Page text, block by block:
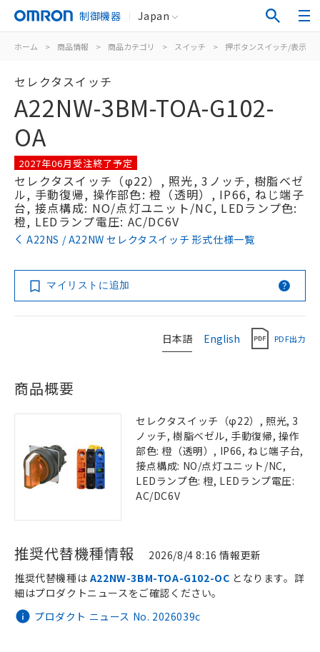
制御機器 Japan
ホーム > 商品情報 > 商品カテゴリ > スイッチ > 押ボタンスイッチ/表示灯
セレクタスイッチ
A22NW-3BM-TOA-G102-
OA
2027年06月受注終了予定
セレクタスイッチ（φ22）, 照光, 3ノッチ, 樹脂ベゼ
ル, 手動復帰, 操作部色: 橙（透明）, IP66, ねじ端子
台, 接点構成: NO/点灯ユニット/NC, LEDランプ色:
橙, LEDランプ電圧: AC/DC6V
A22NS / A22NW セレクタスイッチ 形式仕様一覧
マイリストに追加
日本語 English PDF出力
商品概要
セレクタスイッチ（φ22）, 照光, 3
ノッチ, 樹脂ベゼル, 手動復帰, 操作
部色: 橙（透明）, IP66, ねじ端子台,
接点構成: NO/点灯ユニット/NC,
LEDランプ色: 橙, LEDランプ電圧:
AC/DC6V
推奨代替機種情報 2026/8/4 8:16 情報更新
プロダクト ニュース No. 2026039c
推奨代替機種は A22NW-3BM-TOA-G102-OC となります。詳
細はプロダクトニュースをご確認ください。